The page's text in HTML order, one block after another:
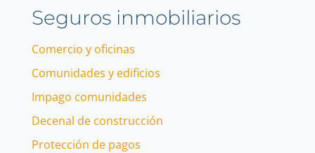
Seguros inmobiliarios
Comercio y oficinas
Comunidades y edificios
Impago comunidades
Decenal de construcción
Protección de pagos